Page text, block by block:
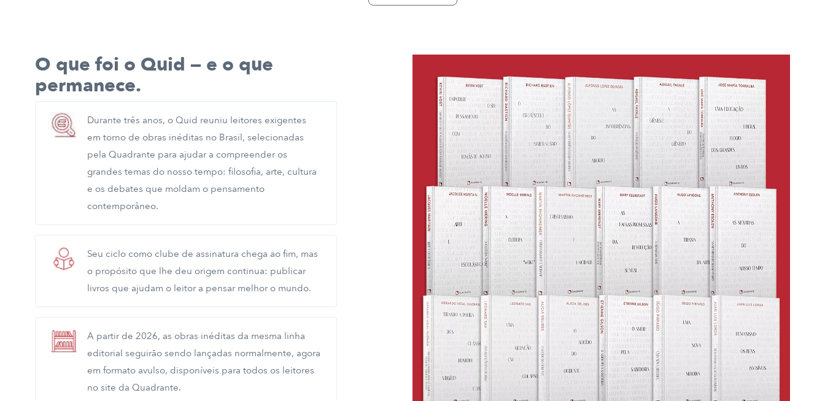
O que foi o Quid — e o que
permanece.
Durante três anos, o Quid reuniu leitores exigentes
em torno de obras inéditas no Brasil, selecionadas
pela Quadrante para ajudar a compreender os
grandes temas do nosso tempo: filosofia, arte, cultura
e os debates que moldam o pensamento
contemporâneo.
Seu ciclo como clube de assinatura chega ao fim, mas
o propósito que lhe deu origem continua: publicar
livros que ajudam o leitor a pensar melhor o mundo.
A partir de 2026, as obras inéditas da mesma linha
editorial seguirão sendo lançadas normalmente, agora
em formato avulso, disponíveis para todos os leitores
no site da Quadrante.